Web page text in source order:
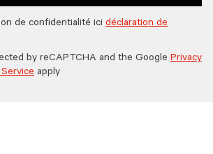
de confidentialité ici déclaration de
by reCAPTCHA and the Google Privacy
apply